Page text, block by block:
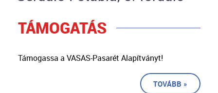
TÁMOGATÁS
Támogassa a VASAS-Pasarét Alapítványt!
TOVÁBB »